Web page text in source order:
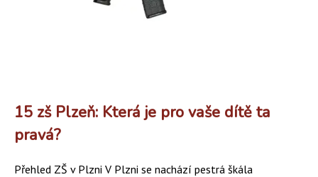
15 zš Plzeň: Která je pro vaše dítě ta
pravá?
Přehled ZŠ v Plzni V Plzni se nachází pestrá škála